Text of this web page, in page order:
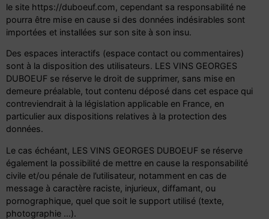
le site https://duboeuf.com, cependant sa responsabilité ne
pourra être mise en cause si des données indésirables sont
importées et installées sur son site à son insu.
Des espaces interactifs (espace contact ou commentaires)
sont à la disposition des utilisateurs. LES VINS GEORGES
DUBOEUF se réserve le droit de supprimer, sans mise en
demeure préalable, tout contenu déposé dans cet espace qui
contreviendrait à la législation applicable en France, en
particulier aux dispositions relatives à la protection des
données.
Le cas échéant, LES VINS GEORGES DUBOEUF se réserve
également la possibilité de mettre en cause la responsabilité
civile et/ou pénale de l’utilisateur, notamment en cas de
message à caractère raciste, injurieux, diffamant, ou
pornographique, quel que soit le support utilisé (texte,
photographie …).